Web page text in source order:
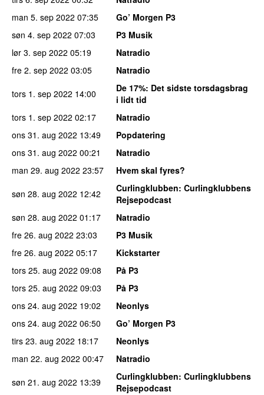
man 5. sep 2022 07:35
Go’ Morgen P3
søn 4. sep 2022 07:03
P3 Musik
lør 3. sep 2022 05:19
Natradio
fre 2. sep 2022 03:05
Natradio
tors 1. sep 2022 14:00 De 17%: Det sidste torsdagsbrag
i lidt tid
tors 1. sep 2022 02:17
Natradio
ons 31. aug 2022 13:49
Popdatering
ons 31. aug 2022 00:21
Natradio
man 29. aug 2022 23:57
Hvem skal fyres?
søn 28. aug 2022 12:42 Curlingklubben: Curlingklubbens
Rejsepodcast
søn 28. aug 2022 01:17
Natradio
fre 26. aug 2022 23:03
P3 Musik
fre 26. aug 2022 05:17
Kickstarter
tors 25. aug 2022 09:08
På P3
tors 25. aug 2022 09:03
På P3
ons 24. aug 2022 19:02
Neonlys
ons 24. aug 2022 06:50
Go’ Morgen P3
tirs 23. aug 2022 18:17
Neonlys
man 22. aug 2022 00:47
Natradio
søn 21. aug 2022 13:39 Curlingklubben: Curlingklubbens
Rejsepodcast